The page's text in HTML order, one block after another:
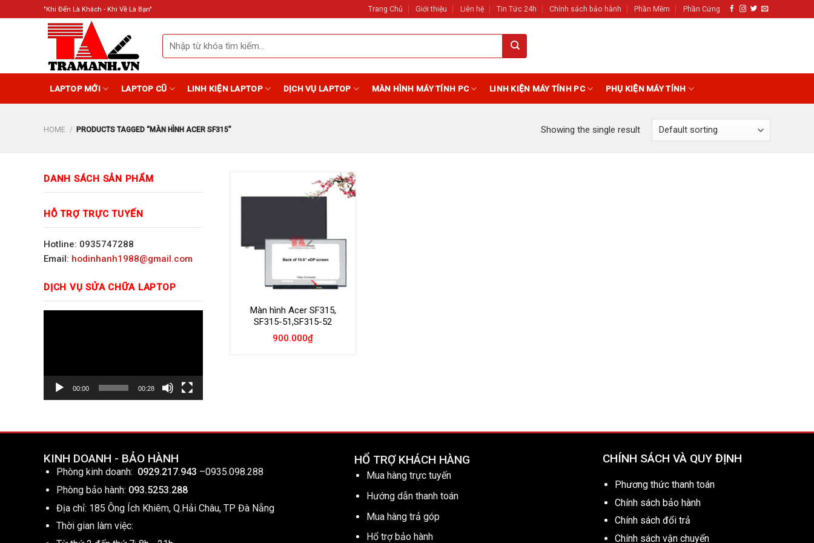
to
"Khi Đến Là Khách - Khi Về Là Bạn" Trang Chủ Giới thiệu Liên hệ Tin Tức 24h Chính sách bảo hành Phần Mềm Phần Cứng
Search
for:
LAPTOP MỚI LAPTOP CŨ LINH KIỆN LAPTOP DỊCH VỤ LAPTOP MÀN HÌNH MÁY TÍNH PC LINH KIỆN MÁY TÍNH PC PHỤ KIỆN MÁY TÍNH
HOME / PRODUCTS TAGGED “MÀN HÌNH ACER SF315” Showing the single result
DANH SÁCH SẢN PHẨM
HỖ TRỢ TRỰC TUYẾN
Hotline: 0935747288
Email: hodinhanh1988@gmail.com
DỊCH VỤ SỬA CHỮA LAPTOP
00:00 00:28
Màn hình Acer SF315,
SF315-51,SF315-52
900.000₫
KINH DOANH - BẢO HÀNH
Phòng kinh doanh: 0929.217.943 –0935.098.288
Phòng bảo hành: 093.5253.288
Địa chỉ: 185 Ông Ích Khiêm, Q.Hải Châu, TP Đà Nẵng
Thời gian làm việc:
HỔ TRỢ KHÁCH HÀNG
Mua hàng trực tuyến
Hướng dẫn thanh toán
Mua hàng trả góp
Hổ trợ bảo hành
CHÍNH SÁCH VÀ QUY ĐỊNH
Phương thức thanh toán
Chính sách bảo hành
Chính sách đổi trả
Chính sách vận chuyển